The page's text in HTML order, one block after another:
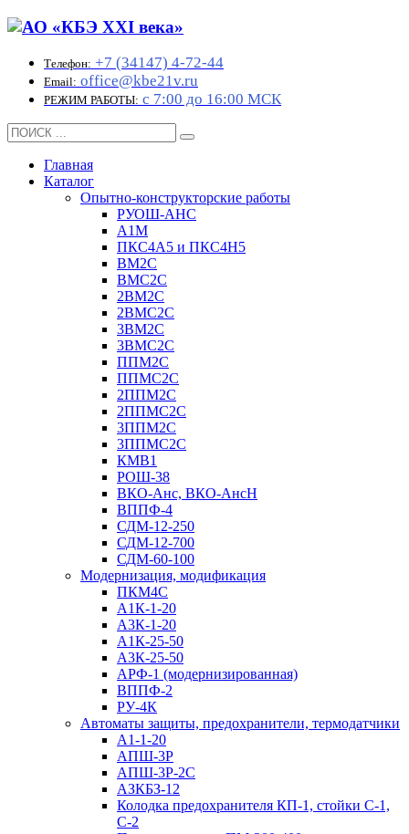
Телефон: +7 (34147) 4-72-44
Email: office@kbe21v.ru
РЕЖИМ РАБОТЫ: с 7:00 до 16:00 МСК
Главная
Каталог
Опытно-конструкторские работы
РУОШ-АНС
А1М
ПКС4А5 и ПКС4Н5
ВМ2С
ВМС2С
2ВМ2С
2ВМС2С
3ВМ2С
3ВМС2С
ППМ2С
ППМС2С
2ППМ2С
2ППМС2С
3ППМ2С
3ППМС2С
КМВ1
РОШ-38
ВКО-Анс, ВКО-АнсН
ВППФ-4
СДМ-12-250
СДМ-12-700
СДМ-60-100
Модернизация, модификация
ПКМ4С
А1К-1-20
А3К-1-20
А1К-25-50
А3К-25-50
АРФ-1 (модернизированная)
ВППФ-2
РУ-4К
Автоматы защиты, предохранители, термодатчики
А1-1-20
АПШ-3Р
АПШ-3P-2С
АЗКБЗ-12
Колодка предохранителя КП-1, стойки С-1,
С-2